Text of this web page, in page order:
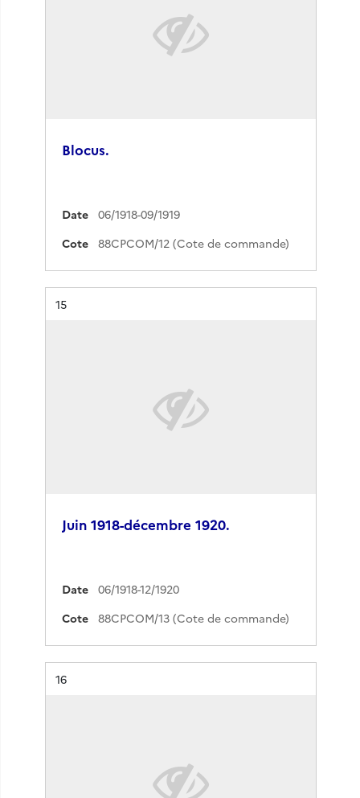
Blocus.
Date
06/1918-09/1919
Cote
88CPCOM/12 (Cote de commande)
Résultat n°
15
Juin 1918-décembre 1920.
Date
06/1918-12/1920
Cote
88CPCOM/13 (Cote de commande)
Résultat n°
16